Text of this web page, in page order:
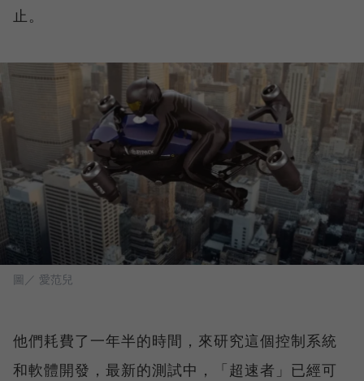
止。
圖／ 愛范兒
他們耗費了一年半的時間，來研究這個控制系統
和軟體開發，最新的測試中，「超速者」已經可